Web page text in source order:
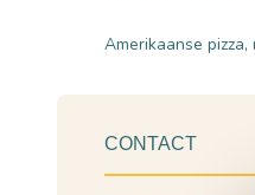
Amerikaanse
CONTACT